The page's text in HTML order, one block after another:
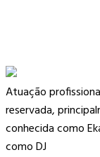
Atuação
reservada,
conhecida como
como DJ